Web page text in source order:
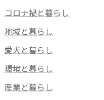
コロナ禍と暮らし
地域と暮らし
愛犬と暮らし
環境と暮らし
産業と暮らし